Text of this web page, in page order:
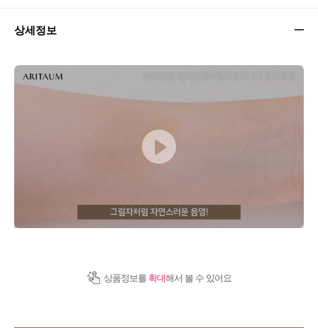
상세정보
상품정보를 확대해서 볼 수 있어요